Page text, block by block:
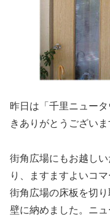
昨日は「千里ニュー
きありがとうございま
街角広場にもお越し
り、ますますよいコ
街角広場の床板を切
壁に納めました。ニ